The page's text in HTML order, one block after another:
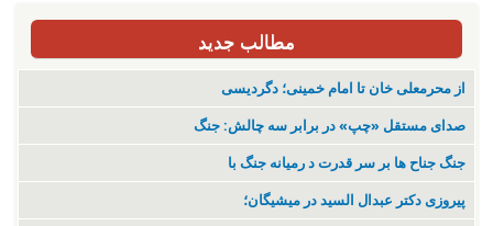
مطالب جدید
از محرمعلی خان تا امام خمینی؛ دگردیسی
صدای مستقل «چپ» در برابر سه چالش: جنگ
جنگ جناح ها بر سر قدرت د رمیانە جنگ با
پیروزی دکتر عبدال السید در میشیگان؛